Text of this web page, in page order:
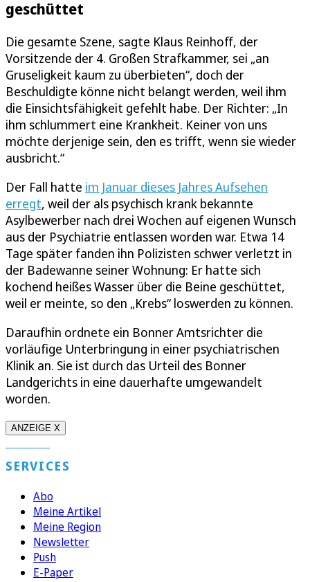
geschüttet
Die gesamte Szene, sagte Klaus Reinhoff, der
Vorsitzende der 4. Großen Strafkammer, sei „an
Gruseligkeit kaum zu überbieten“, doch der
Beschuldigte könne nicht belangt werden, weil ihm
die Einsichtsfähigkeit gefehlt habe. Der Richter: „In
ihm schlummert eine Krankheit. Keiner von uns
möchte derjenige sein, den es trifft, wenn sie wieder
ausbricht.“
Der Fall hatte im Januar dieses Jahres Aufsehen
erregt, weil der als psychisch krank bekannte
Asylbewerber nach drei Wochen auf eigenen Wunsch
aus der Psychiatrie entlassen worden war. Etwa 14
Tage später fanden ihn Polizisten schwer verletzt in
der Badewanne seiner Wohnung: Er hatte sich
kochend heißes Wasser über die Beine geschüttet,
weil er meinte, so den „Krebs“ loswerden zu können.
Daraufhin ordnete ein Bonner Amtsrichter die
vorläufige Unterbringung in einer psychiatrischen
Klinik an. Sie ist durch das Urteil des Bonner
Landgerichts in eine dauerhafte umgewandelt
worden.
ANZEIGE X
SERVICES
Abo
Meine Artikel
Meine Region
Newsletter
Push
E-Paper